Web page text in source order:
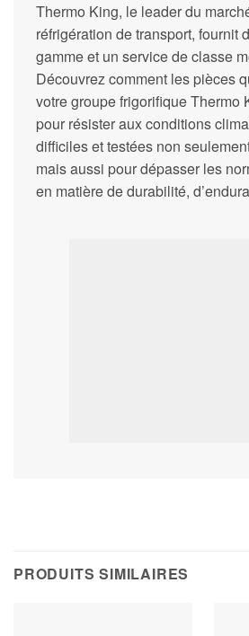
Thermo King, le leader du
réfrigération de transport, fournit
gamme et un service de classe
Découvrez comment les pièces
votre groupe frigorifique Thermo
pour résister aux conditions
difficiles et testées non
mais aussi pour dépasser les
en matière de durabilité,
PRODUITS SIMILAIRES